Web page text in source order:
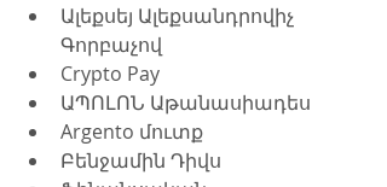
Ալեքսեյ Ալեքսանդրովիչ
Գորբաչով
Crypto Pay
ԱՊՈԼՈՆ Աթանասիադես
Argento մուտք
Բենջամին Դիվս